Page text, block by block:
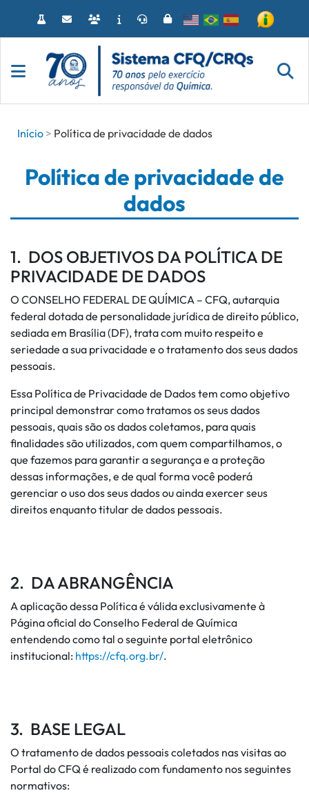
o
Início
Política de privacidade de dados
Política de privacidade de
dados
1. DOS OBJETIVOS DA POLÍTICA DE
PRIVACIDADE DE DADOS
O CONSELHO FEDERAL DE QUÍMICA – CFQ, autarquia
federal dotada de personalidade jurídica de direito público,
sediada em Brasília (DF), trata com muito respeito e
seriedade a sua privacidade e o tratamento dos seus dados
pessoais.
Essa Política de Privacidade de Dados tem como objetivo
principal demonstrar como tratamos os seus dados
pessoais, quais são os dados coletamos, para quais
finalidades são utilizados, com quem compartilhamos, o
que fazemos para garantir a segurança e a proteção
dessas informações, e de qual forma você poderá
gerenciar o uso dos seus dados ou ainda exercer seus
direitos enquanto titular de dados pessoais.
2. DA ABRANGÊNCIA
A aplicação dessa Política é válida exclusivamente à
Página oficial do Conselho Federal de Química
entendendo como tal o seguinte portal eletrônico
institucional: https://cfq.org.br/.
3. BASE LEGAL
O tratamento de dados pessoais coletados nas visitas ao
Portal do CFQ é realizado com fundamento nos seguintes
normativos: